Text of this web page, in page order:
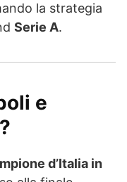
la strategia
Serie A.
e
d’Italia in